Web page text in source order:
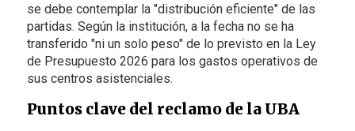
se debe contemplar la "distribución eficiente" de las
partidas. Según la institución, a la fecha no se ha
transferido "ni un solo peso" de lo previsto en la Ley
de Presupuesto 2026 para los gastos operativos de
sus centros asistenciales.
Puntos clave del reclamo de la UBA